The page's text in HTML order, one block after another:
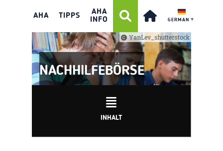
AHA TIPPS
AHA
INFO
GERMAN ▼
YanLev_shutterstock
NACHHILFEBÖRSE
INHALT